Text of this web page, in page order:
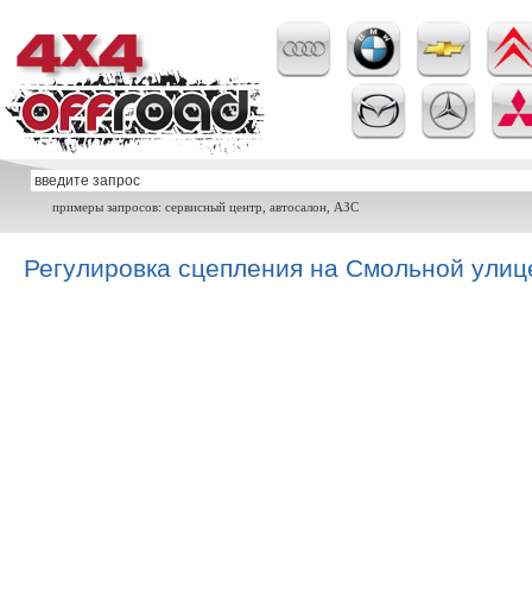
примеры запросов: сервисный центр, автосалон, АЗС
Регулировка сцепления на Смольной